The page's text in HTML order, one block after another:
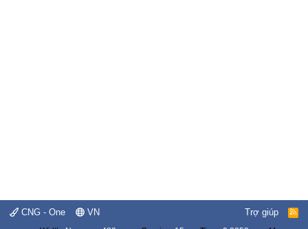
CNG - One VN Trợ giúp
R